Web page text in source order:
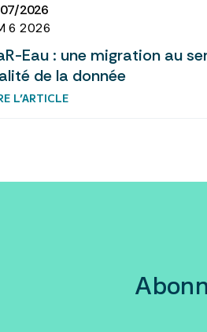
2026
6 2026
Eau : une migration au
de la donnée
L’ARTICLE